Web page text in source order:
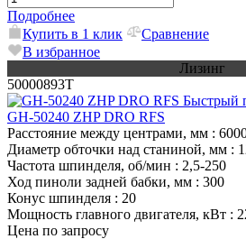
Подробнее
Купить в 1 клик
Сравнение
В избранное
Лизинг
50000893T
Быстрый
GH-50240 ZHP DRO RFS
Расстояние между центрами, мм :
Диаметр обточки над станиной, мм :
Частота шпинделя, об/мин : 2,5-250
Ход пиноли задней бабки, мм : 300
Конус шпинделя : 20
Мощность главного двигателя, кВт :
Цена по запросу